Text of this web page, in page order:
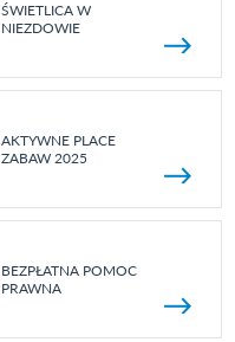
ŚWIETLICA W
NIEZDOWIE
AKTYWNE PLACE
ZABAW 2025
BEZPŁATNA POMOC
PRAWNA